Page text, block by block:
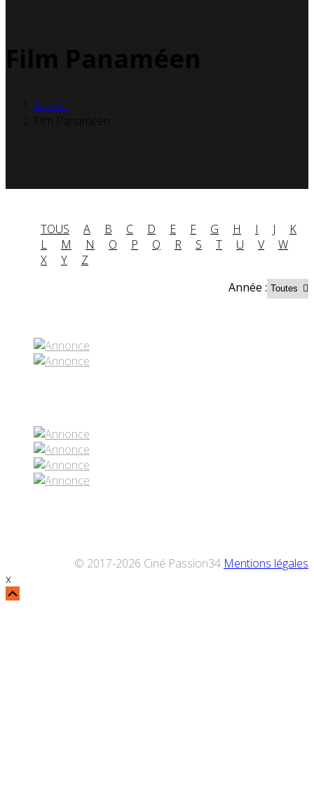
Film Panaméen
Accueil
Film Panaméen
TOUS A B C D E F G H I J
K
L
M N O P Q R S T U V
W
X
Y
Z
Année :
© 2017-2026 Ciné Passion34 Mentions légales
x